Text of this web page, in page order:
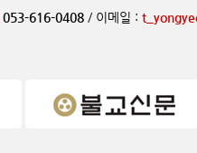
053-616-0408 / 이메일 :